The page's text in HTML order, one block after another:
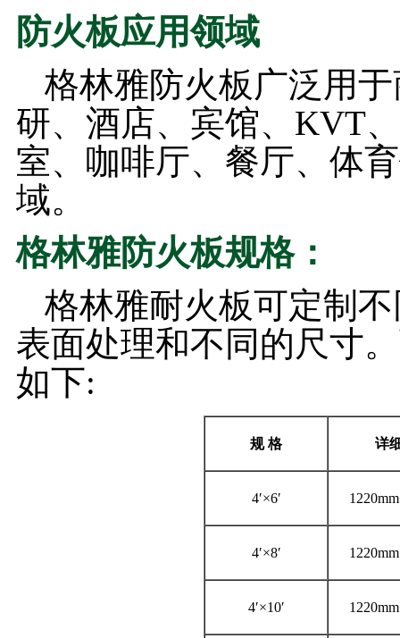
防火板应用领域
格林雅防火板广泛用
研、酒店、宾馆、KVT
室、咖啡厅、餐厅、体
域。
格林雅防火板规格：
格林雅耐火板可定制
表面处理和不同的尺寸
如下:
规 格 详
4′×6′
4′×8′
4′×10′